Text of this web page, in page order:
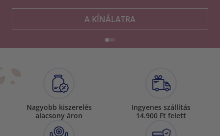
A KÍNÁLATRA
Nagyobb kiszerelés
alacsony áron
Ingyenes szállítás
14.900 Ft felett